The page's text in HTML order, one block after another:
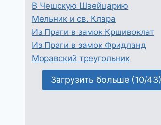
В Чешскую Швейцарию
Мельник и св. Клара
Из Праги в замок Кршивоклат
Из Праги в замок Фридланд
Моравский треугольник
Загрузить больше (10/43)